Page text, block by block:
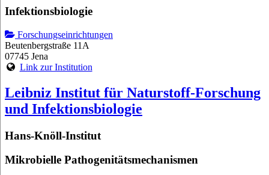
Infektionsbiologie
Forschungseinrichtungen
Beutenbergstraße 11A
07745 Jena
Link zur Institution
Leibniz Institut für Naturstoff-Forschung
und Infektionsbiologie
Hans-Knöll-Institut
Mikrobielle Pathogenitätsmechanismen